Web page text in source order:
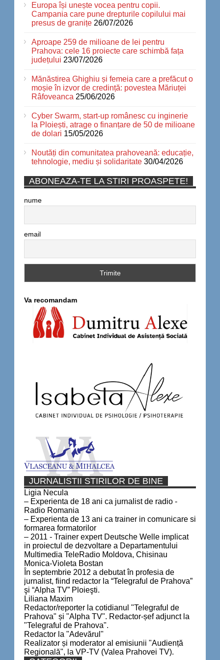
Europa își unește vocea pentru copii.
Campania care pune drepturile copilului mai
presus de granițe 26/07/2026
Aproape 259 de milioane de lei pentru
Prahova: cele 16 proiecte care schimbă fața
județului 23/07/2026
Mănăstirea Ghighiu și femeia care a prefăcut o
moșie în izvor de credință: povestea Măriuței
Râfoveanca 25/06/2026
Cyber Swarm, start-up românesc cu inginerie
la Ploiești, atrage o finanțare de 50 de milioane
de dolari 15/05/2026
Noutăți din comunitatea prahoveană: educație,
tehnologie, mediu și solidaritate 30/04/2026
ABONEAZA-TE LA STIRI PROASPETE!
nume
email
Va recomandam
JURNALISTII STIRILOR DE BINE
Ligia Necula
– Experienta de 18 ani ca jurnalist de radio -
Radio Romania
– Experienta de 13 ani ca trainer in comunicare si
formarea formatorilor
– 2011 - Trainer expert Deutsche Welle implicat
in proiectul de dezvoltare a Departamentului
Multimedia TeleRadio Moldova, Chisinau
Monica-Violeta Bostan
În septembrie 2012 a debutat în profesia de
jurnalist, fiind redactor la “Telegraful de Prahova”
şi “Alpha TV” Ploieşti.
Liliana Maxim
Redactor/reporter la cotidianul "Telegraful de
Prahova" și "Alpha TV". Redactor-șef adjunct la
"Telegraful de Prahova".
Redactor la "Adevărul"
Realizator și moderator al emisiunii "Audiență
Regională", la VP-TV (Valea Prahovei TV).